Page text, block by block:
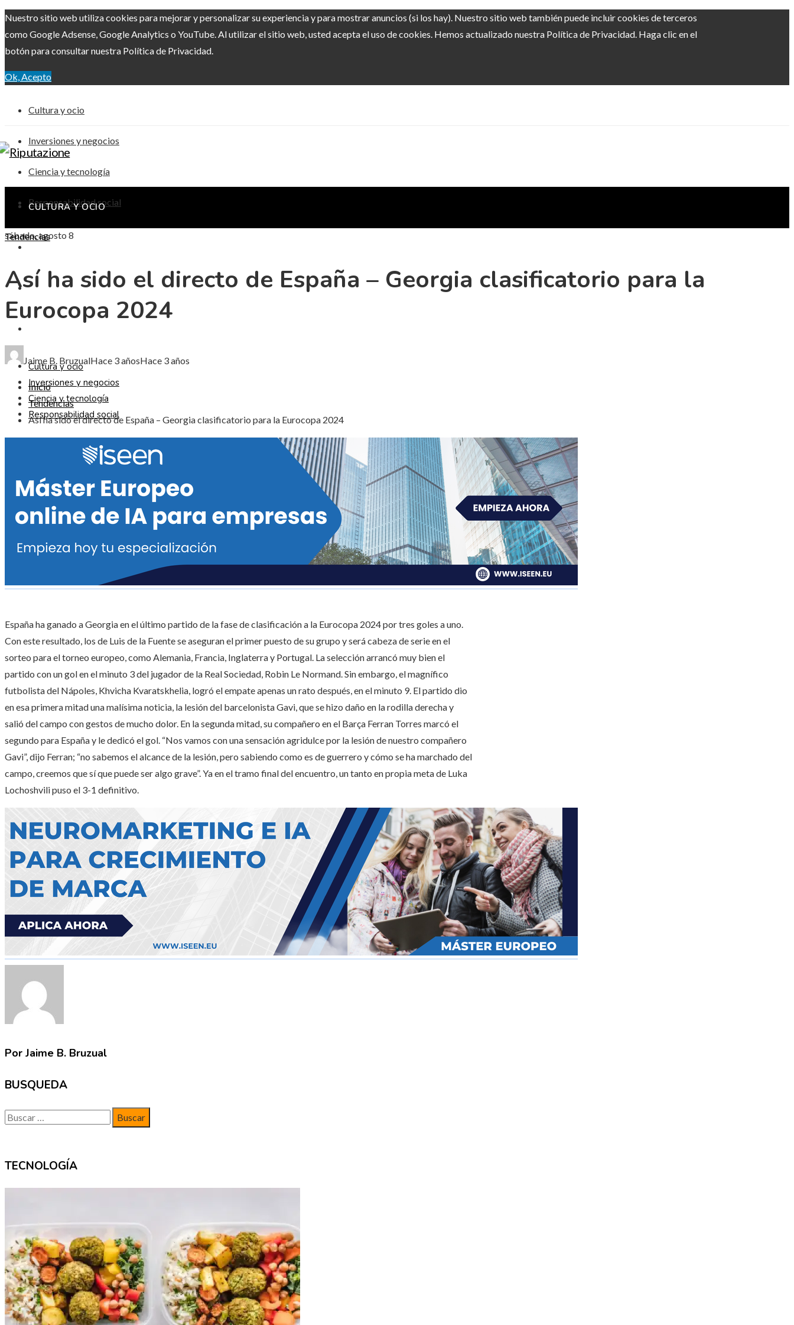
Nuestro sitio web utiliza cookies para mejorar y personalizar su experiencia y para mostrar anuncios (si los hay). Nuestro sitio web también puede incluir cookies de terceros
como Google Adsense, Google Analytics o YouTube. Al utilizar el sitio web, usted acepta el uso de cookies. Hemos actualizado nuestra Política de Privacidad. Haga clic en el
botón para consultar nuestra Política de Privacidad.
Ok, Acepto
Cultura y ocio
Inversiones y negocios
Ciencia y tecnología
Responsabilidad social
sábado, agosto 8
CULTURA Y OCIO
CIENCIA Y TECNOLOGÍA
Cultura y ocio
Inversiones y negocios
Ciencia y tecnología
Responsabilidad social
Tendencias
Así ha sido el directo de España – Georgia clasificatorio para la
Eurocopa 2024
Jaime B. BruzualHace 3 añosHace 3 años
Inicio
Tendencias
Así ha sido el directo de España – Georgia clasificatorio para la Eurocopa 2024
España ha ganado a Georgia en el último partido de la fase de clasificación a la Eurocopa 2024 por tres goles a uno.
Con este resultado, los de Luis de la Fuente se aseguran el primer puesto de su grupo y será cabeza de serie en el
sorteo para el torneo europeo, como Alemania, Francia, Inglaterra y Portugal. La selección arrancó muy bien el
partido con un gol en el minuto 3 del jugador de la Real Sociedad, Robin Le Normand. Sin embargo, el magnífico
futbolista del Nápoles, Khvicha Kvaratskhelia, logró el empate apenas un rato después, en el minuto 9. El partido dio
en esa primera mitad una malísima noticia, la lesión del barcelonista Gavi, que se hizo daño en la rodilla derecha y
salió del campo con gestos de mucho dolor. En la segunda mitad, su compañero en el Barça Ferran Torres marcó el
segundo para España y le dedicó el gol. “Nos vamos con una sensación agridulce por la lesión de nuestro compañero
Gavi”, dijo Ferran; “no sabemos el alcance de la lesión, pero sabiendo como es de guerrero y cómo se ha marchado del
campo, creemos que sí que puede ser algo grave”. Ya en el tramo final del encuentro, un tanto en propia meta de Luka
Lochoshvili puso el 3-1 definitivo.
Por Jaime B. Bruzual
BUSQUEDA
Buscar:
TECNOLOGÍA